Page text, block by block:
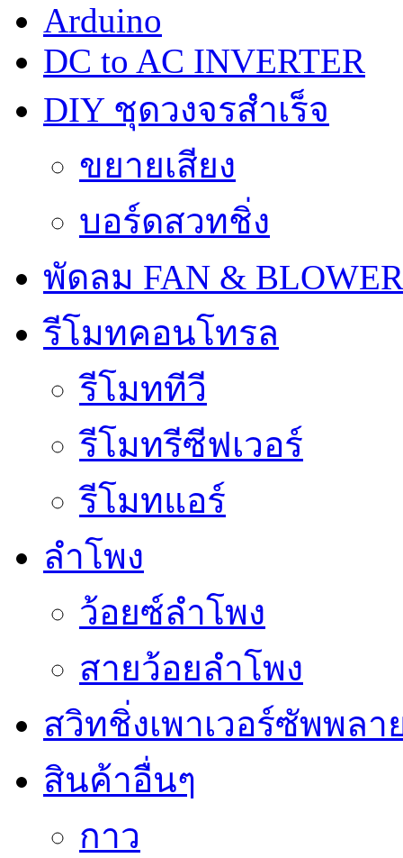
Arduino
DC to AC INVERTER
DIY ชุดวงจรสำเร็จ
ขยายเสียง
บอร์ดสวทชิ่ง
พัดลม FAN & BLOWER
รีโมทคอนโทรล
รีโมททีวี
รีโมทรีซีฟเวอร์
รีโมทแอร์
ลำโพง
ว้อยซ์ลำโพง
สายว้อยลำโพง
สวิทชิ่งเพาเวอร์ซัพพลา
สินค้าอื่นๆ
กาว